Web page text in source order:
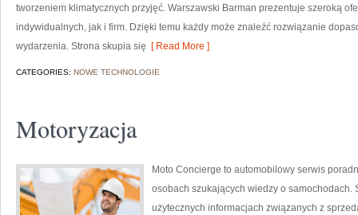
tworzeniem klimatycznych przyjęć. Warszawski Barman prezentuje szeroką
indywidualnych, jak i firm. Dzięki temu każdy może znaleźć rozwiązanie
wydarzenia. Strona skupia się [ Read More ]
CATEGORIES: NOWE TECHNOLOGIE
Motoryzacja
Moto Concierge to automobilowy serwis
osobach szukających wiedzy o samochodach.
użytecznych informacjach związanych z